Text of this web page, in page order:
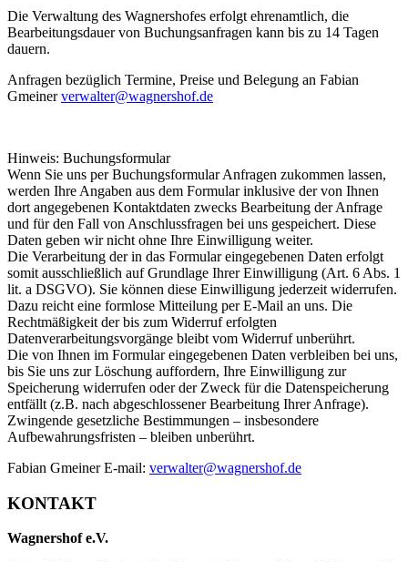
Die Verwaltung des Wagnershofes erfolgt ehrenamtlich, die
Bearbeitungsdauer von Buchungsanfragen kann bis zu 14 Tagen
dauern.
Anfragen bezüglich Termine, Preise und Belegung an Fabian
Gmeinerverwalter@wagnershof.de
Hinweis: Buchungsformular
Wenn Sie uns per Buchungsformular Anfragen zukommen lassen,
werden Ihre Angaben aus dem Formular inklusive der von Ihnen
dort angegebenen Kontaktdaten zwecks Bearbeitung der Anfrage
und für den Fall von Anschlussfragen bei uns gespeichert. Diese
Daten geben wir nicht ohne Ihre Einwilligung weiter.
Die Verarbeitung der in das Formular eingegebenen Daten erfolgt
somit ausschließlich auf Grundlage Ihrer Einwilligung (Art. 6 Abs. 1
lit. a DSGVO). Sie können diese Einwilligung jederzeit widerrufen.
Dazu reicht eine formlose Mitteilung per E-Mail an uns. Die
Rechtmäßigkeit der bis zum Widerruf erfolgten
Datenverarbeitungsvorgänge bleibt vom Widerruf unberührt.
Die von Ihnen im Formular eingegebenen Daten verbleiben bei uns,
bis Sie uns zur Löschung auffordern, Ihre Einwilligung zur
Speicherung widerrufen oder der Zweck für die Datenspeicherung
entfällt (z.B. nach abgeschlossener Bearbeitung Ihrer Anfrage).
Zwingende gesetzliche Bestimmungen – insbesondere
Aufbewahrungsfristen – bleiben unberührt.
Fabian Gmeiner E-mail: verwalter@wagnershof.de
KONTAKT
Wagnershof e.V.